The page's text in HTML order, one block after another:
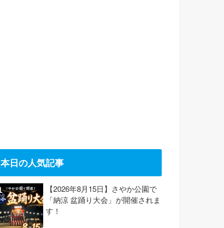
本日の人気記事
【2026年8月15日】さやか公園で
「納涼 盆踊り大会」が開催されま
す！